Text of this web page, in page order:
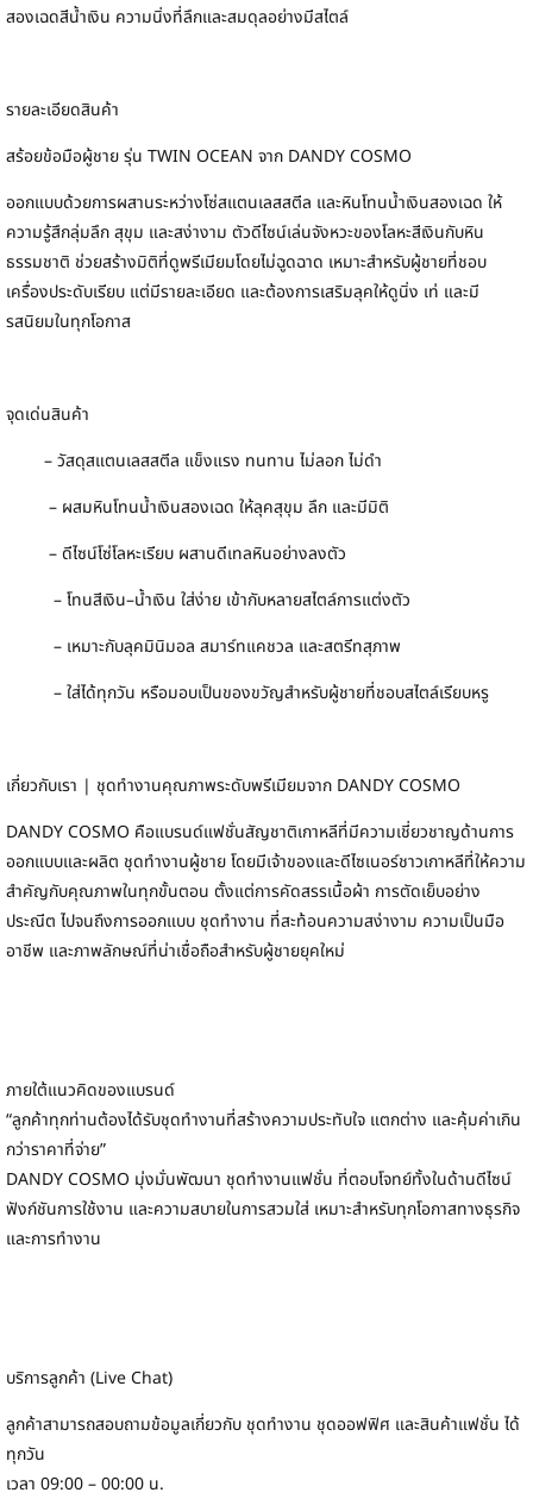
สองเฉดสีน้ำเงิน ความนิ่งที่ลึกและสมดุลอย่างมีสไตล์
รายละเอียดสินค้า
สร้อยข้อมือผู้ชาย รุ่น TWIN OCEAN จาก DANDY COSMO
ออกแบบด้วยการผสานระหว่างโซ่สแตนเลสสตีล และหินโทนน้ำเงินสองเฉด ให้
ความรู้สึกลุ่มลึก สุขุม และสง่างาม ตัวดีไซน์เล่นจังหวะของโลหะสีเงินกับหิน
ธรรมชาติ ช่วยสร้างมิติที่ดูพรีเมียมโดยไม่ฉูดฉาด เหมาะสำหรับผู้ชายที่ชอบ
เครื่องประดับเรียบ แต่มีรายละเอียด และต้องการเสริมลุคให้ดูนิ่ง เท่ และมี
รสนิยมในทุกโอกาส
จุดเด่นสินค้า
– วัสดุสแตนเลสสตีล แข็งแรง ทนทาน ไม่ลอก ไม่ดำ
– ผสมหินโทนน้ำเงินสองเฉด ให้ลุคสุขุม ลึก และมีมิติ
– ดีไซน์โซ่โลหะเรียบ ผสานดีเทลหินอย่างลงตัว
– โทนสีเงิน–น้ำเงิน ใส่ง่าย เข้ากับหลายสไตล์การแต่งตัว
– เหมาะกับลุคมินิมอล สมาร์ทแคชวล และสตรีทสุภาพ
– ใส่ได้ทุกวัน หรือมอบเป็นของขวัญสำหรับผู้ชายที่ชอบสไตล์เรียบหรู
เกี่ยวกับเรา | ชุดทำงานคุณภาพระดับพรีเมียมจาก DANDY COSMO
DANDY COSMO คือแบรนด์แฟชั่นสัญชาติเกาหลีที่มีความเชี่ยวชาญด้านการ
ออกแบบและผลิต ชุดทำงานผู้ชาย โดยมีเจ้าของและดีไซเนอร์ชาวเกาหลีที่ให้ความ
สำคัญกับคุณภาพในทุกขั้นตอน ตั้งแต่การคัดสรรเนื้อผ้า การตัดเย็บอย่าง
ประณีต ไปจนถึงการออกแบบ ชุดทำงาน ที่สะท้อนความสง่างาม ความเป็นมือ
อาชีพ และภาพลักษณ์ที่น่าเชื่อถือสำหรับผู้ชายยุคใหม่
ภายใต้แนวคิดของแบรนด์
“ลูกค้าทุกท่านต้องได้รับชุดทำงานที่สร้างความประทับใจ แตกต่าง และคุ้มค่าเกิน
กว่าราคาที่จ่าย”
DANDY COSMO มุ่งมั่นพัฒนา ชุดทำงานแฟชั่น ที่ตอบโจทย์ทั้งในด้านดีไซน์
ฟังก์ชันการใช้งาน และความสบายในการสวมใส่ เหมาะสำหรับทุกโอกาสทางธุรกิจ
และการทำงาน
บริการลูกค้า (Live Chat)
ลูกค้าสามารถสอบถามข้อมูลเกี่ยวกับ ชุดทำงาน ชุดออฟฟิศ และสินค้าแฟชั่น ได้
ทุกวัน
เวลา 09:00 – 00:00 น.